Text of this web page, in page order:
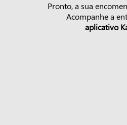
Pronto, a sua
Acompanhe a
aplicativo